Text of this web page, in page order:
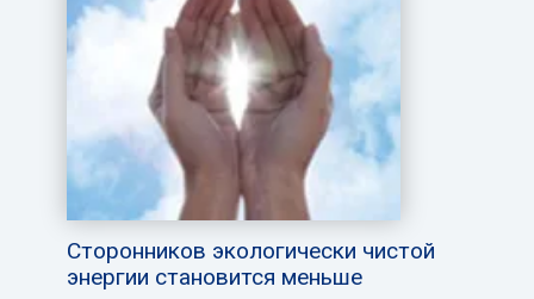
Сторонников экологически чистой
энергии становится меньше